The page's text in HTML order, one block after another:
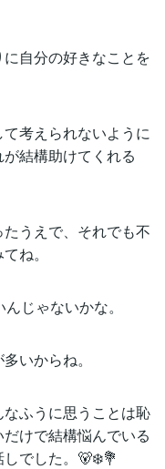
自分の好きなことを
考えられないように
結構助けてくれる
うえで、それでも不
ね。
じゃないかな。
いからね。
ふうに思うことは恥
けで結構悩んでいる
でした。🐻‍❄️💐